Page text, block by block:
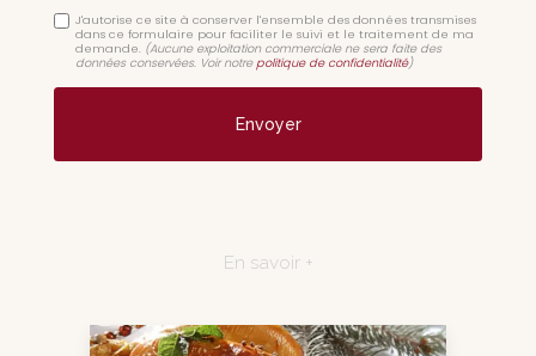
J'autorise ce site à conserver l'ensemble des données transmises
dans ce formulaire pour faciliter le suivi et le traitement de ma
demande. (Aucune exploitation commerciale ne sera faite des
données conservées. Voir notre politique de confidentialité)
En savoir +